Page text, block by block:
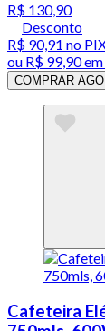
R$ 130,90
Desconto
R$ 90,91 no
ou R$ 99,90em
COMPRAR
Cafeteira